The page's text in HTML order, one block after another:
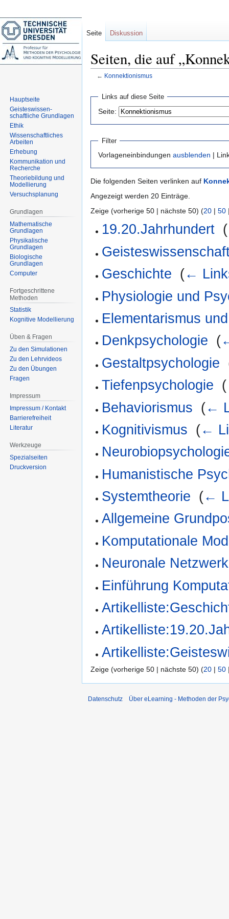
Seiten, die auf
← Konnektionismus
Navigation
springen
springen
Links auf diese Seite
Seite:
Filter
Vorlageneinbindungen ausblenden |
Die folgenden Seiten verlinken auf
Angezeigt werden 20 Einträge.
Zeige (vorherige 50 | nächste 50) (20 | 50
19.20.Jahrhundert (
Geschichte (←
Physiologie und
Elementarismus
Denkpsychologie (
Gestaltpsychologie
Tiefenpsychologie (
Behaviorismus (←
Kognitivismus (←
Humanistische
Systemtheorie (←
Allgemeine
Komputationale
Neuronale
Einführung
Zeige (vorherige 50 | nächste 50) (20 | 50
Seite Diskussion
Hauptseite
Geisteswissen-
schaftliche Grundlagen
Ethik
Wissenschaftliches
Arbeiten
Erhebung
Kommunikation und
Recherche
Theoriebildung und
Modellierung
Versuchsplanung
Grundlagen
Mathematische
Grundlagen
Physikalische
Grundlagen
Biologische
Grundlagen
Computer
Fortgeschrittene
Methoden
Statistik
Kognitive Modellierung
Üben & Fragen
Zu den Simulationen
Zu den Lehrvideos
Zu den Übungen
Fragen
Impressum
Impressum / Kontakt
Barrierefreiheit
Literatur
Werkzeuge
Spezialseiten
Druckversion
Datenschutz Über eLearning - Methoden der